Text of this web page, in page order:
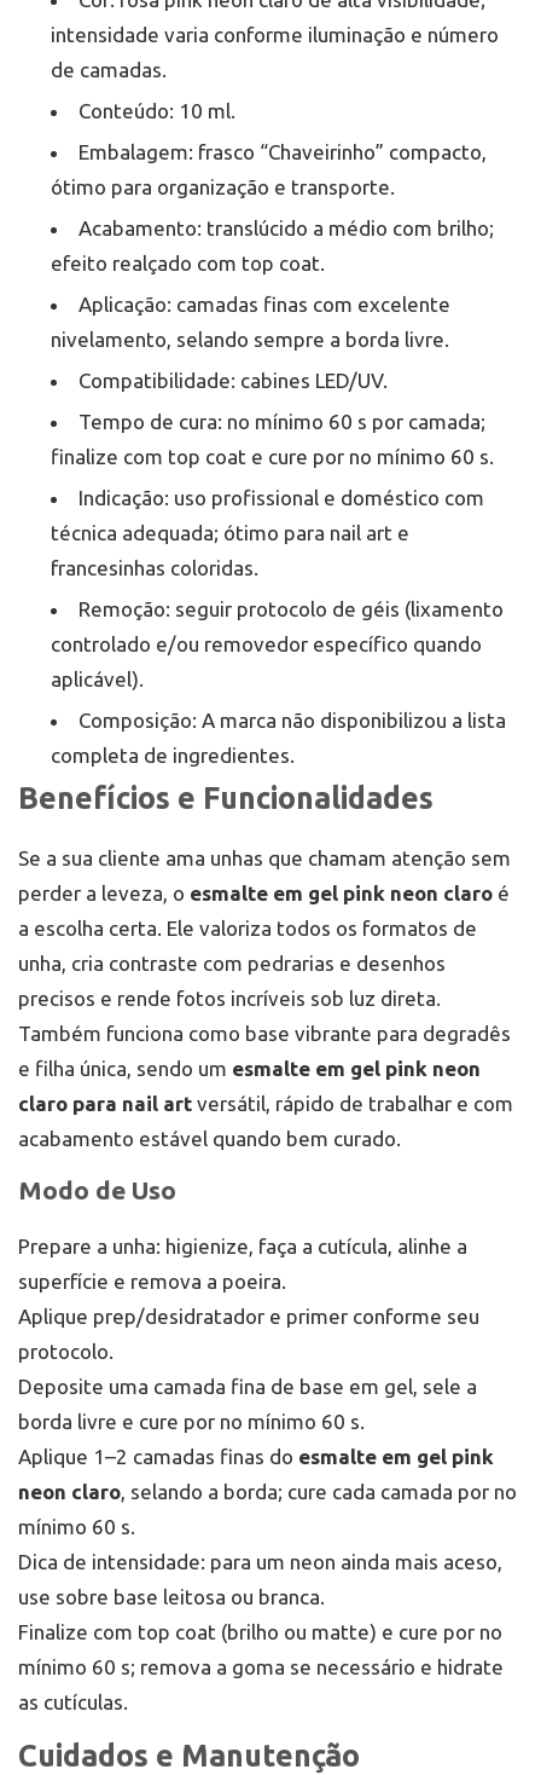
intensidade varia conforme iluminação e número
de camadas.
Conteúdo: 10 ml.
Embalagem: frasco “Chaveirinho” compacto,
ótimo para organização e transporte.
Acabamento: translúcido a médio com brilho;
efeito realçado com top coat.
Aplicação: camadas finas com excelente
nivelamento, selando sempre a borda livre.
Compatibilidade: cabines LED/UV.
Tempo de cura: no mínimo 60 s por camada;
finalize com top coat e cure por no mínimo 60 s.
Indicação: uso profissional e doméstico com
técnica adequada; ótimo para nail art e
francesinhas coloridas.
Remoção: seguir protocolo de géis (lixamento
controlado e/ou removedor específico quando
aplicável).
Composição: A marca não disponibilizou a lista
completa de ingredientes.
Benefícios e Funcionalidades
Se a sua cliente ama unhas que chamam atenção sem
perder a leveza, o esmalte em gel pink neon claro é
a escolha certa. Ele valoriza todos os formatos de
unha, cria contraste com pedrarias e desenhos
precisos e rende fotos incríveis sob luz direta.
Também funciona como base vibrante para degradês
e filha única, sendo um esmalte em gel pink neon
claro para nail art versátil, rápido de trabalhar e com
acabamento estável quando bem curado.
Modo de Uso
Prepare a unha: higienize, faça a cutícula, alinhe a
superfície e remova a poeira.
Aplique prep/desidratador e primer conforme seu
protocolo.
Deposite uma camada fina de base em gel, sele a
borda livre e cure por no mínimo 60 s.
Aplique 1–2 camadas finas do esmalte em gel pink
neon claro, selando a borda; cure cada camada por no
mínimo 60 s.
Dica de intensidade: para um neon ainda mais aceso,
use sobre base leitosa ou branca.
Finalize com top coat (brilho ou matte) e cure por no
mínimo 60 s; remova a goma se necessário e hidrate
as cutículas.
Cuidados e Manutenção